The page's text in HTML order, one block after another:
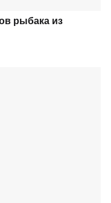
рыбака из